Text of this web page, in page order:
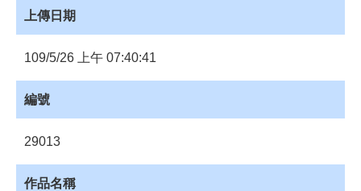
入
網
站
覽
上傳日期
109/5/26 上午 07:40:41
編號
29013
作品名稱